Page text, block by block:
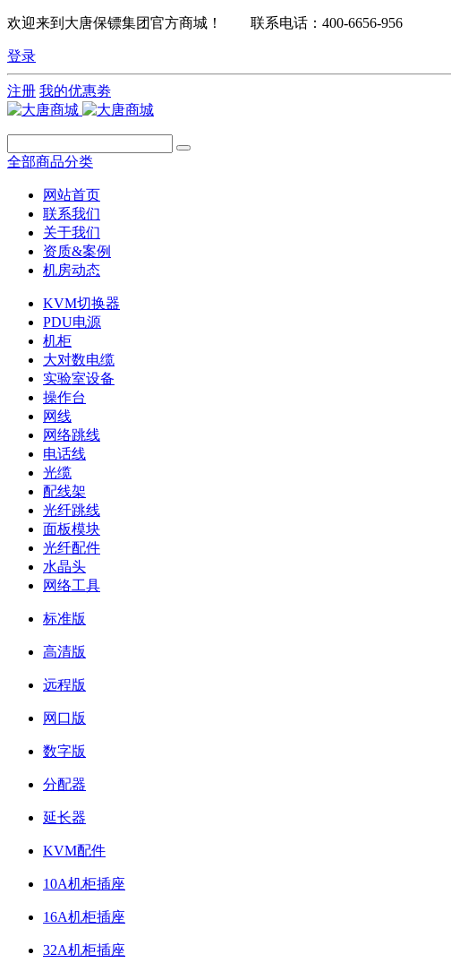
欢迎来到大唐保镖集团官方商城！ 联系电话：400-6656-956
登录
注册 我的优惠劵
全部商品分类
网站首页
联系我们
关于我们
资质&案例
机房动态
KVM切换器
PDU电源
机柜
大对数电缆
实验室设备
操作台
网线
网络跳线
电话线
光缆
配线架
光纤跳线
面板模块
光纤配件
水晶头
网络工具
标准版
高清版
远程版
网口版
数字版
分配器
延长器
KVM配件
10A机柜插座
16A机柜插座
32A机柜插座